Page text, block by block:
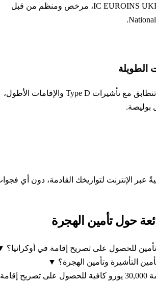
صادر عن IC EUROINS UKRAINE، مرخص ومنظم من قبل
غِّط التواريخ التي تتطابق مع تأشيرات Type D والإقامات الأطول،
لتواريخك القادمة، دون أي فجوات
تأمين الهجرة
للحصول على تصريح إقامة في أوكرانيا؟▼
وتأمين الهجرة؟▼